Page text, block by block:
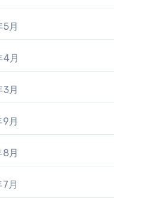
月
月
月
月
月
月